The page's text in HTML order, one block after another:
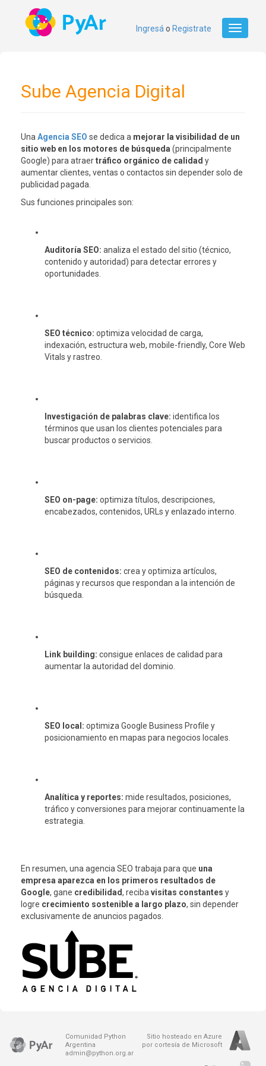
Toggle
Ingresá o Registrate
Sube Agencia Digital
Una Agencia SEO se dedica a mejorar la visibilidad de un
sitio web en los motores de búsqueda (principalmente
Google) para atraertráfico orgánico de calidad y
aumentar clientes, ventas o contactos sin depender solo de
publicidad pagada.
Sus funciones principales son:
Auditoría SEO: analiza el estado del sitio (técnico,
contenido y autoridad) para detectar errores y
oportunidades.
SEO técnico: optimiza velocidad de carga,
indexación, estructura web, mobile-friendly, Core Web
Vitals y rastreo.
Investigación de palabras clave: identifica los
términos que usan los clientes potenciales para
buscar productos o servicios.
SEO on-page: optimiza títulos, descripciones,
encabezados, contenidos, URLs y enlazado interno.
SEO de contenidos: crea y optimiza artículos,
páginas y recursos que respondan a la intención de
búsqueda.
Link building: consigue enlaces de calidad para
aumentar la autoridad del dominio.
SEO local: optimiza Google Business Profile y
posicionamiento en mapas para negocios locales.
Analítica y reportes: mide resultados, posiciones,
tráfico y conversiones para mejorar continuamente la
estrategia.
En resumen, una agencia SEO trabaja para que una
empresa aparezca en los primeros resultados de
Google, gane credibilidad, reciba visitas constantes y
logre crecimiento sostenible a largo plazo, sin depender
exclusivamente de anuncios pagados.
Comunidad Python
Argentina
admin@python.org.ar
Sitio hosteado en Azure
por cortesía de Microsoft